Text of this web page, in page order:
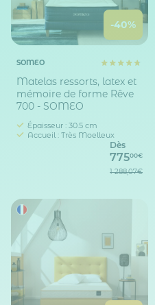
-40%
SOMEO
Matelas ressorts, latex et
mémoire de forme Rêve
700 - SOMEO
Épaisseur : 30.5 cm
Accueil : Très Moelleux
Dès
77500€
1 288,07€